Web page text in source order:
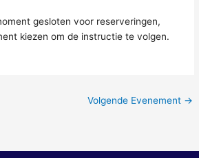
gesloten voor reserveringen,
kiezen om de instructie te volgen.
Volgende Evenement →